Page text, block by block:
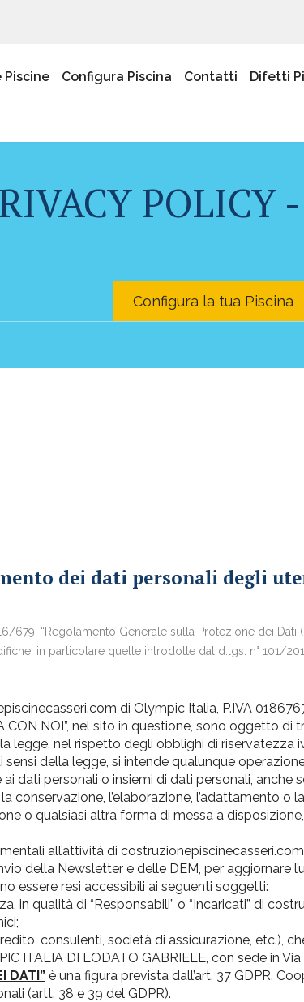
Piscine Configura Piscina Contatti Difetti
POLICY
Configura la tua Piscina
dei dati personali degli
679, “Regolamento Generale sulla Protezione dei
in particolare quelle introdotte dal d.lgs. n° 101/
di Olympic Italia, P.IVA
NOI”, nel sito in questione, sono oggetto
nel rispetto degli obblighi di riservatezza
sensi della legge, si intende qualunque
dati personali o insiemi di dati personali, anche
conservazione, l’elaborazione, l’adattamento o
o qualsiasi altra forma di messa a
all’attività di
della Newsletter e delle DEM, per aggiornare
essere resi accessibili ai seguenti soggetti:
in qualità di “Responsabili” o “Incaricati” di
consulenti, società di assicurazione, etc.),
ITALIA DI LODATO GABRIELE, con sede in
DATI” è una figura prevista dall’art. 37 GDPR.
(artt. 38 e 39 del GDPR).